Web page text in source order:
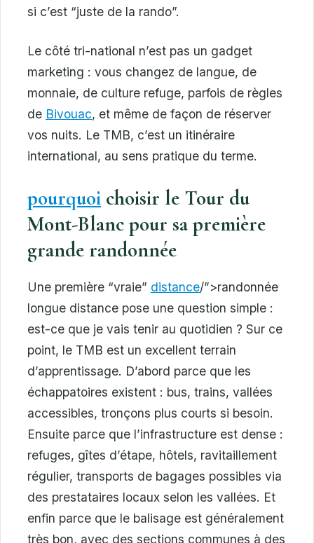
si c’est “juste de la rando”.
Le côté tri-national n’est pas un gadget
marketing : vous changez de langue, de
monnaie, de culture refuge, parfois de règles
de Bivouac, et même de façon de réserver
vos nuits. Le TMB, c’est un itinéraire
international, au sens pratique du terme.
pourquoi choisir le Tour du
Mont-Blanc pour sa première
grande randonnée
Une première “vraie” distance/”>randonnée
longue distance pose une question simple :
est-ce que je vais tenir au quotidien ? Sur ce
point, le TMB est un excellent terrain
d’apprentissage. D’abord parce que les
échappatoires existent : bus, trains, vallées
accessibles, tronçons plus courts si besoin.
Ensuite parce que l’infrastructure est dense :
refuges, gîtes d’étape, hôtels, ravitaillement
régulier, transports de bagages possibles via
des prestataires locaux selon les vallées. Et
enfin parce que le balisage est généralement
très bon, avec des sections communes à des